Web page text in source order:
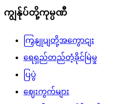
ကျွန်ုပ်တို့ကုမ္ပဏီ
ကြှနျုပျတို့အကွောငျး
ရေရှည်တည်တံ့ခိုင်မြဲမှု
ပြပွဲ
ဈေးကွက်များ